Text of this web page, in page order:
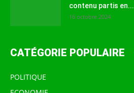
contenu partis en...
16 octobre 2024
CATÉGORIE POPULAIRE
POLITIQUE